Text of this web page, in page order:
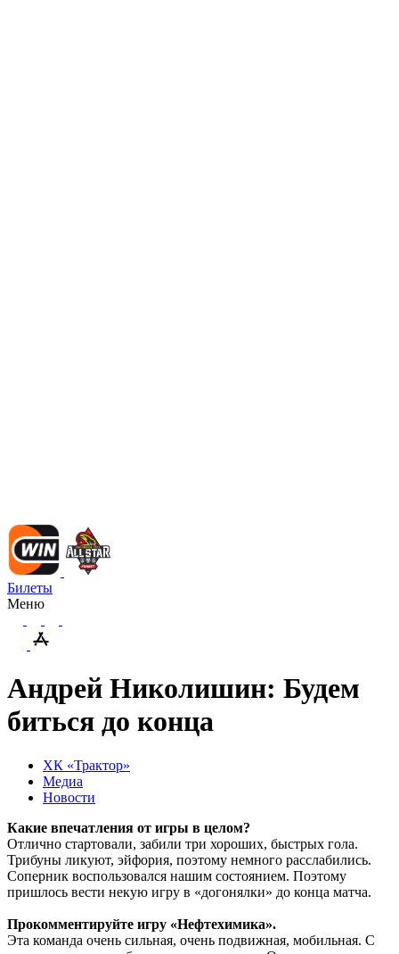
Билеты
Меню
Андрей Николишин: Будем
биться до конца
ХК «Трактор»
Медиа
Новости
Какие впечатления от игры в целом?
Отлично стартовали, забили три хороших, быстрых гола.
Трибуны ликуют, эйфория, поэтому немного расслабились.
Соперник воспользовался нашим состоянием. Поэтому
пришлось вести некую игру в «догонялки» до конца матча.
Прокомментируйте игру «Нефтехимика».
Эта команда очень сильная, очень подвижная, мобильная. С